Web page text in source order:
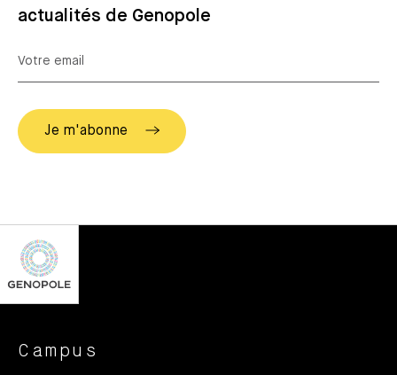
actualités de Genopole
Campus